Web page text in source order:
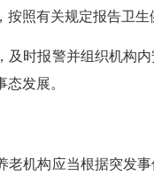
有关规定报告卫生
报警并组织机构内
发展。
构应当根据突发事